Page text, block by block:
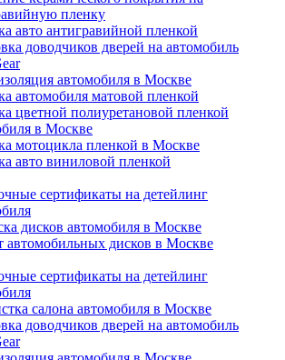
пленку
авто антигравийной пленкой
доводчиков дверей на автомобиль
автомобиля в Москве
автомобиля матовой пленкой
цветной полиуретановой пленкой
в Москве
мотоцикла пленкой в Москве
авто виниловой пленкой
сертификаты на детейлинг
дисков автомобиля в Москве
автомобильных дисков в Москве
сертификаты на детейлинг
салона автомобиля в Москве
доводчиков дверей на автомобиль